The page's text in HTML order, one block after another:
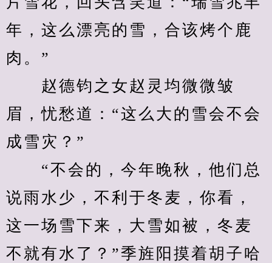
年，这么漂亮的雪，合该烤个鹿
肉。”
赵德钧之女赵灵均微微皱
眉，忧愁道：“这么大的雪会不会
成雪灾？”
“不会的，今年晚秋，他们总
说雨水少，不利于冬麦，你看，
这一场雪下来，大雪如被，冬麦
不就有水了？”季旌阳摸着胡子哈